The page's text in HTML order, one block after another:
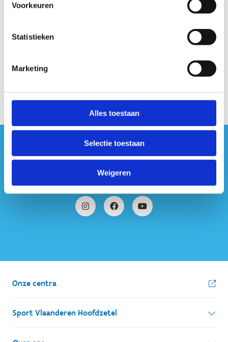
Voorkeuren
Statistieken
Marketing
Alles toestaan
Selectie toestaan
Weigeren
−
contributors
zoekparameters
#sportersbelevenmeer
ook op sociale media
Onze centra
Sport Vlaanderen Hoofdzetel
Simon Bolivarlaan 17